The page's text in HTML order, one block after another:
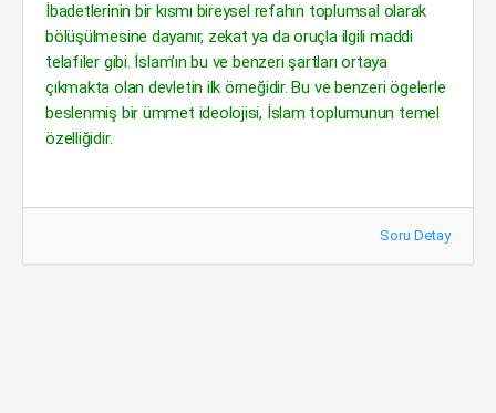
İbadetlerinin bir kısmı bireysel refahın toplumsal olarak
bölüşülmesine dayanır, zekat ya da oruçla ilgili maddi
telafiler gibi. İslam’ın bu ve benzeri şartları ortaya
çıkmakta olan devletin ilk örneğidir. Bu ve benzeri ögelerle
beslenmiş bir ümmet ideolojisi, İslam toplumunun temel
özelliğidir.
Soru Detay